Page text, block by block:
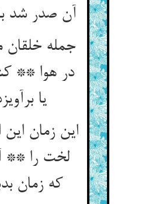
آن صدر شد
جمله خلقان
در هوا **
یا
این زمان
لخت را **
که زمان